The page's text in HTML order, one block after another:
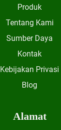
Produk
Tentang Kami
Sumber Daya
Kontak
Kebijakan Privasi
Blog
Alamat